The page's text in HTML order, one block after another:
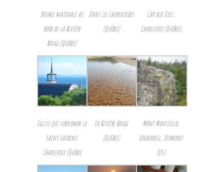
Brume matinale au
bord de la Rivière
Rouge (Québec)
Dans les Laurentides
(Québec)
Cap aux Oies,
Charlevoix (Québec)
Église qui surplombe le
Saint-Laurent,
Charlevoix (Québec
La Rivière Rouge
(Québec)
Mont Mansfield,
Underhill, Vermont
(US)